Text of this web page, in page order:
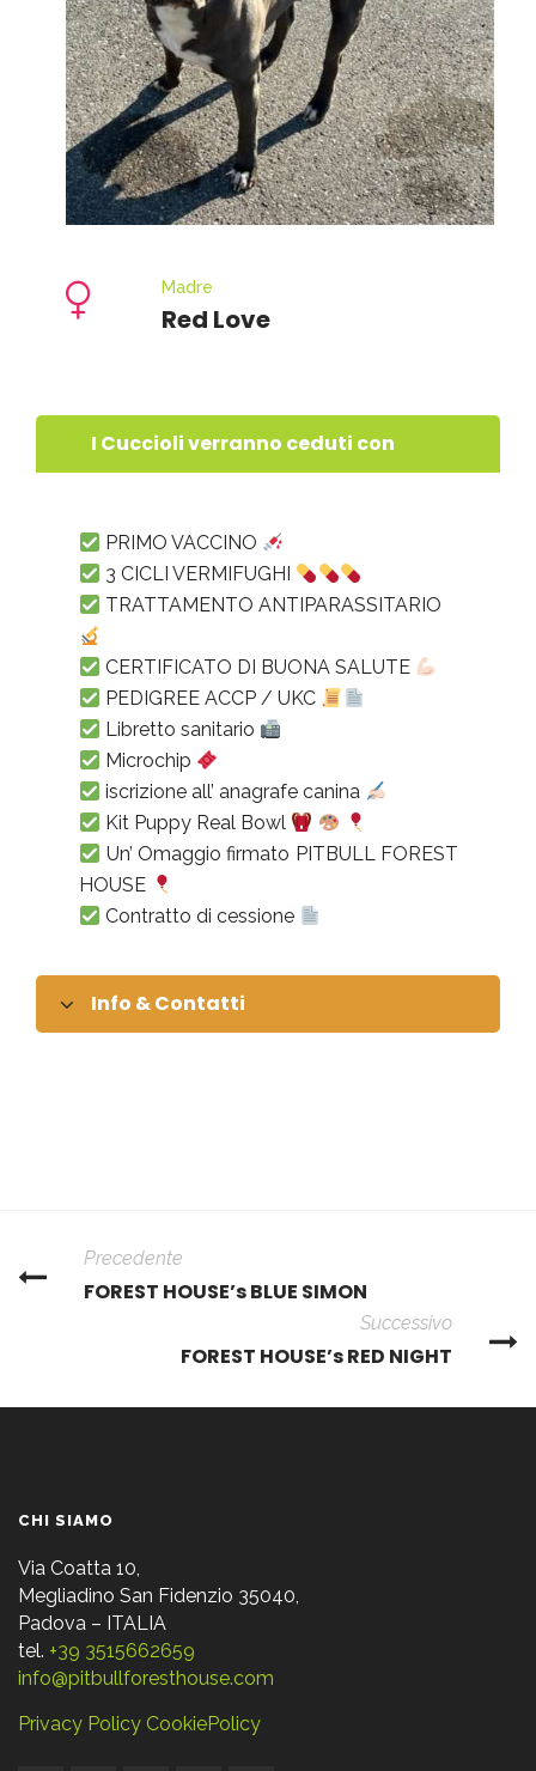
Madre
Red Love
I Cuccioli verranno ceduti con
PRIMO VACCINO
3 CICLI VERMIFUGHI
TRATTAMENTO ANTIPARASSITARIO
CERTIFICATO DI BUONA SALUTE
PEDIGREE ACCP / UKC
Libretto sanitario
Microchip
iscrizione all’ anagrafe canina
Kit Puppy Real Bowl
Un’ Omaggio firmato PITBULL FOREST
HOUSE
Contratto di cessione
Info & Contatti
Precedente
FOREST HOUSE’s BLUE SIMON
Successivo
FOREST HOUSE’s RED NIGHT
CHI SIAMO
Via Coatta 10,
Megliadino San Fidenzio 35040,
Padova – ITALIA
tel. +39 3515662659
info@pitbullforesthouse.com
Privacy Policy CookiePolicy